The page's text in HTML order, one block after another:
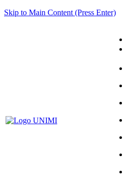
Skip to Main Content (Press Enter)